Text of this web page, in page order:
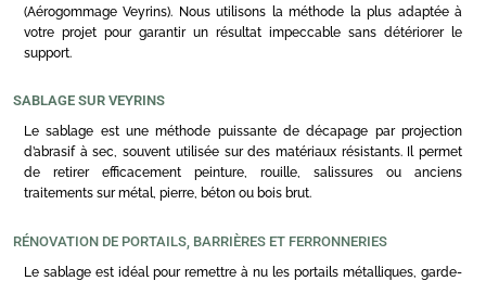
(Aérogommage Veyrins). Nous utilisons la méthode la plus adaptée à
votre projet pour garantir un résultat impeccable sans détériorer le
support.
SABLAGE SUR VEYRINS
Le sablage est une méthode puissante de décapage par projection
d’abrasif à sec, souvent utilisée sur des matériaux résistants. Il permet
de retirer efficacement peinture, rouille, salissures ou anciens
traitements sur métal, pierre, béton ou bois brut.
RÉNOVATION DE PORTAILS, BARRIÈRES ET FERRONNERIES
Le sablage est idéal pour remettre à nu les portails métalliques, garde-